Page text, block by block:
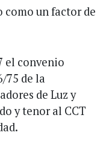
como un factor de
el convenio
75 de la
de Luz y
y tenor al CCT